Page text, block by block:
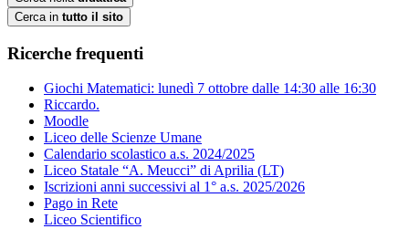
Cerca in tutto il sito
Ricerche frequenti
Giochi Matematici: lunedì 7 ottobre dalle 14:30 alle 16:30
Riccardo.
Moodle
Liceo delle Scienze Umane
Calendario scolastico a.s. 2024/2025
Liceo Statale “A. Meucci” di Aprilia (LT)
Iscrizioni anni successivi al 1° a.s. 2025/2026
Pago in Rete
Liceo Scientifico